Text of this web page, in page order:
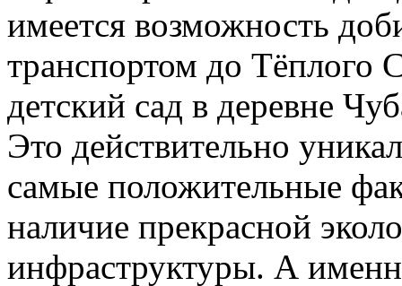
имеется возможность
транспортом до Тёплого
детский сад в деревне
Это действительно
самые положительные
наличие прекрасной
инфраструктуры. А